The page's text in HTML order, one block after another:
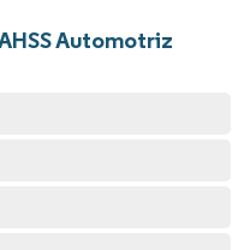
Automotriz